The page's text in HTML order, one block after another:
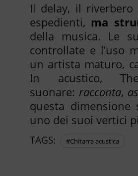
Il delay, il
espedienti, ma
della musica. Le
controllate e l’uso
un artista maturo,
In acustico,
suonare: racconta,
questa
uno dei suoi vertici
TAGS: #chitarra acustica